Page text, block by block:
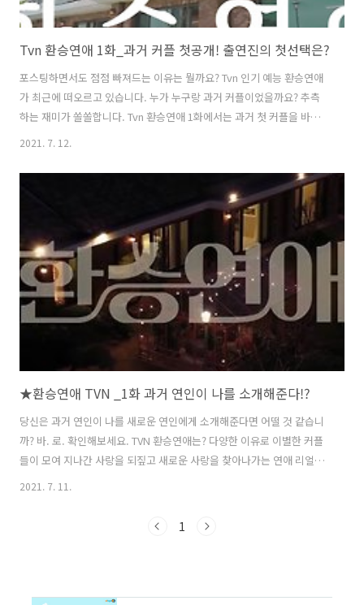
Tvn 환승연애 1화_과거 커플 첫공개! 출연진의 첫선택은?
포스팅하면서도 점점 빠져드는 이유는 뭘까요? Tvn 인기 예능 환승연애
가 최근에 떠오르고 있습니다. 누가 누구랑 과거 커플이었을까요? 추측
하는 재미가 쏠쏠합니다. Tvn 환승연애 1화에서는 과거 첫 커플을 바로
공개했습니다. TVN 환승연애는? 다양한 이유로 이별한 커플들이 모여
화부터 과거 커플을 공개할지 궁금했는데 바로 공개해 줬습니다. 와우!
Tvn 환승연애 첫 과거 커플 공개! 바로! 혜선 정권 커플이었습니다. Tvn
환승연애 촬영 전에 과거 커플들이 서로 만나서 대화하는 장면이 간간히
나옵니다. 보면 정권이가 연하였고 혜선이 누나였나 봅니다. 과거 연인이
었던 혜선과 정권의 대화에서 정권은 계속적으로 혜선과 다시 만나고 싶
었다고..
2021. 7. 12.
★환승연애 TVN _1화 과거 연인이 나를 소개해준다!?
당신은 과거 연인이 나를 새로운 연인에게 소개해준다면 어떨 것 같습니
까? 바. 로. 확인해보세요. TVN 환승연애는? 다양한 이유로 이별한 커플
들이 모여 지나간 사랑을 되짚고 새로운 사랑을 찾아나가는 연애 리얼리
티. 러브게임 이후로 또다시 연애세포를 흔드는 리얼리티 예능이네요. 제
단한 인사를 나눈 후 식사 당번을 정해서 식사를 준비합니다. 뭐 이 부분
에 기억 남는 사람을 물어봤습니다. 둘 다 정권이를 맘에 들어했네요. ㅎ
2021. 7. 11.
1